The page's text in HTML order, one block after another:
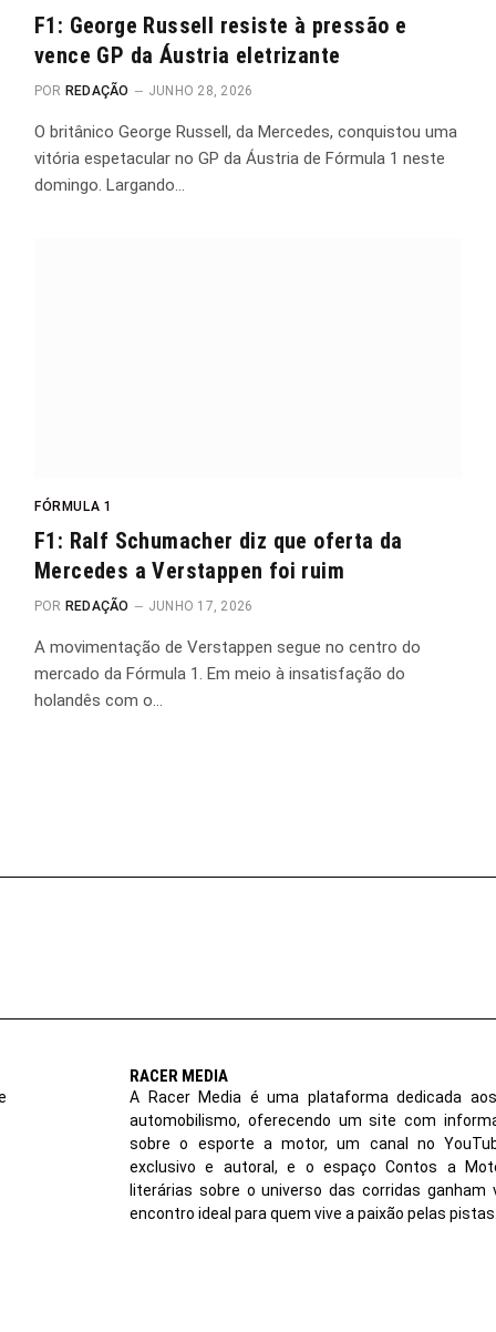
F1: George Russell resiste à pressão e
vence GP da Áustria eletrizante
POR REDAÇÃO JUNHO 28, 2026
O britânico George Russell, da Mercedes, conquistou uma
vitória espetacular no GP da Áustria de Fórmula 1 neste
domingo. Largando…
FÓRMULA 1
F1: Ralf Schumacher diz que oferta da
Mercedes a Verstappen foi ruim
POR REDAÇÃO JUNHO 17, 2026
A movimentação de Verstappen segue no centro do
mercado da Fórmula 1. Em meio à insatisfação do
holandês com o…
RACER MEDIA
A Racer Media é uma plataforma dedicada
automobilismo, oferecendo um site com
sobre o esporte a motor, um canal no
exclusivo e autoral, e o espaço Contos a
literárias sobre o universo das corridas ganham
encontro ideal para quem vive a paixão pelas